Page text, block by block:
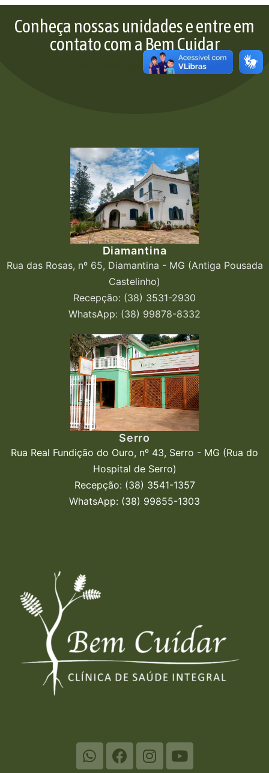
Conheça nossas unidades e entre em
contato com a Bem Cuidar
Bem cuidar para bem viver
Diamantina
Rua das Rosas, nº 65, Diamantina - MG (Antiga Pousada
Castelinho)
Recepção: (38) 3531-2930
WhatsApp: (38) 99878-8332
Serro
Rua Real Fundição do Ouro, nº 43, Serro - MG (Rua do
Hospital de Serro)
Recepção: (38) 3541-1357
WhatsApp: (38) 99855-1303